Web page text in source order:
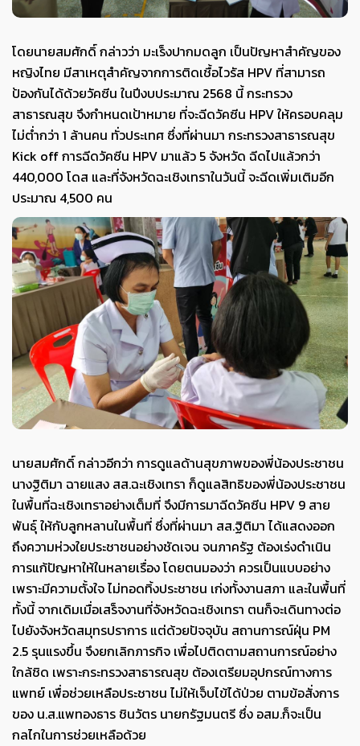
โดยนายสมศักดิ์ กล่าวว่า มะเร็งปากมดลูก เป็นปัญหาสำคัญของ
หญิงไทย มีสาเหตุสำคัญจากการติดเชื้อไวรัส HPV ที่สามารถ
ป้องกันได้ด้วยวัคซีน ในปีงบประมาณ 2568 นี้ กระทรวง
สาธารณสุข จึงกำหนดเป้าหมาย ที่จะฉีดวัคซีน HPV ให้ครอบคลุม
ไม่ต่ำกว่า 1 ล้านคน ทั่วประเทศ ซึ่งที่ผ่านมา กระทรวงสาธารณสุข
Kick off การฉีดวัคซีน HPV มาแล้ว 5 จังหวัด ฉีดไปแล้วกว่า
440,000 โดส และที่จังหวัดฉะเชิงเทราในวันนี้ จะฉีดเพิ่มเติมอีก
ประมาณ 4,500 คน
นายสมศักดิ์ กล่าวอีกว่า การดูแลด้านสุขภาพของพี่น้องประชาชน
นางฐิติมา ฉายแสง สส.ฉะเชิงเทรา ก็ดูแลสิทธิของพี่น้องประชาชน
ในพื้นที่ฉะเชิงเทราอย่างเต็มที่ จึงมีการมาฉีดวัคซีน HPV 9 สาย
พันธุ์ ให้กับลูกหลานในพื้นที่ ซึ่งที่ผ่านมา สส.ฐิติมา ได้แสดงออก
ถึงความห่วงใยประชาชนอย่างชัดเจน จนภาครัฐ ต้องเร่งดำเนิน
การแก้ปัญหาให้ในหลายเรื่อง โดยตนมองว่า ควรเป็นแบบอย่าง
เพราะมีความตั้งใจ ไม่ทอดทิ้งประชาชน เก่งทั้งงานสภา และในพื้นที่
ทั้งนี้ จากเดิมเมื่อเสร็จงานที่จังหวัดฉะเชิงเทรา ตนก็จะเดินทางต่อ
ไปยังจังหวัดสมุทรปราการ แต่ด้วยปัจจุบัน สถานการณ์ฝุ่น PM
2.5 รุนแรงขึ้น จึงยกเลิกภารกิจ เพื่อไปติดตามสถานการณ์อย่าง
ใกล้ชิด เพราะกระทรวงสาธารณสุข ต้องเตรียมอุปกรณ์ทางการ
แพทย์ เพื่อช่วยเหลือประชาชน ไม่ให้เจ็บไข้ได้ป่วย ตามข้อสั่งการ
ของ น.ส.แพทองธาร ชินวัตร นายกรัฐมนตรี ซึ่ง อสม.ก็จะเป็น
กลไกในการช่วยเหลือด้วย